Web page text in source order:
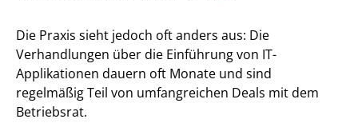
Die Praxis sieht jedoch oft anders aus: Die
Verhandlungen über die Einführung von IT-
Applikationen dauern oft Monate und sind
regelmäßig Teil von umfangreichen Deals mit dem
Betriebsrat.